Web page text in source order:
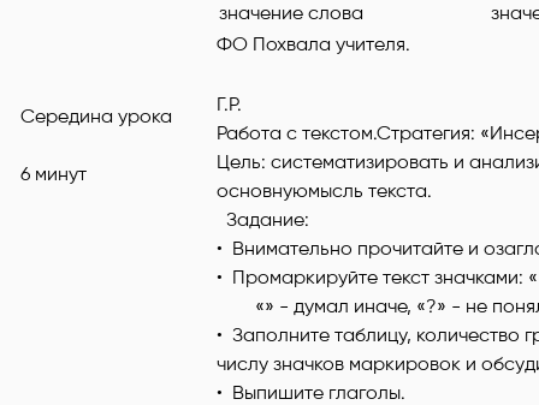
значение слова
ФО Похвала учителя.
Середина урока
6 минут
Г.Р.
Работа с текстом.Стратегия:
Цель: систематизировать и
Задание:
• Внимательно прочитайте и
• Промаркируйте текст
«» - думал иначе, «?» - не
• Заполните таблицу, количество
числу значков маркировок и
• Выпишите глаголы.